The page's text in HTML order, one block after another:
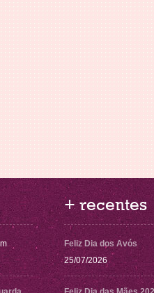
+ recentes
Feliz Dia dos Avós
25/07/2026